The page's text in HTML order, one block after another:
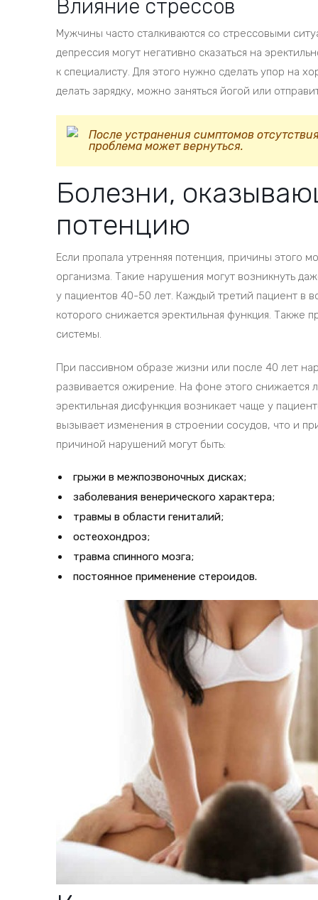
Влияние стрессов
Мужчины часто сталкиваются со стрессовыми
депрессия могут негативно сказаться на
к специалисту. Для этого нужно сделать упор на
делать зарядку, можно заняться йогой или
После устранения симптомов
проблема может вернуться.
Болезни,
потенцию
Если пропала утренняя потенция, причины этого
организма. Такие нарушения могут возникнуть
у пациентов 40-50 лет. Каждый третий пациент в
которого снижается эректильная функция. Также
системы.
При пассивном образе жизни или после 40 лет
развивается ожирение. На фоне этого снижается
эректильная дисфункция возникает чаще у
вызывает изменения в строении сосудов, что и
причиной нарушений могут быть:
грыжи в межпозвоночных дисках;
заболевания венерического характера;
травмы в области гениталий;
остеохондроз;
травма спинного мозга;
постоянное применение стероидов.